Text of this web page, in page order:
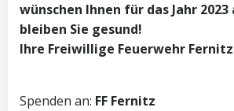
wünschen Ihnen für das Jahr
bleiben Sie gesund!
Ihre Freiwillige Feuerwehr Fernitz
Spenden an: FF Fernitz